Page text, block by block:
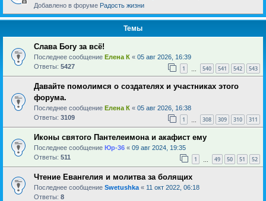
Добавлено в форуме Радость жизни
Темы
Слава Богу за всё!
Последнее сообщение Елена К « 05 авг 2026, 16:39
Ответы: 5427 1 540 541 542 543
Давайте помолимся о создателях и участниках этого
форума.
Последнее сообщение Елена К « 05 авг 2026, 16:38
Ответы: 3109 1 308 309 310 311
Иконы святого Пантелеимона и акафист ему
Последнее сообщение Юр-36 « 09 авг 2024, 19:35
Ответы: 511 1 49 50 51 52
Чтение Евангелия и молитва за болящих
Последнее сообщение Swetushka « 11 окт 2022, 06:18
Ответы: 8